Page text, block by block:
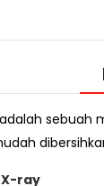
adalah sebuah
ray